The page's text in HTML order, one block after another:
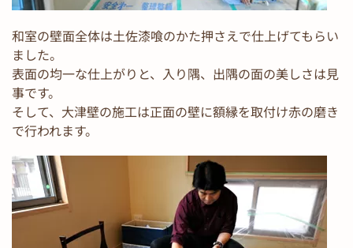
和室の壁面全体は土佐漆喰のかた押さえで仕上げてもらい
ました。
表面の均一な仕上がりと、入り隅、出隅の面の美しさは見
事です。
そして、大津壁の施工は正面の壁に額縁を取付け赤の磨き
で行われます。